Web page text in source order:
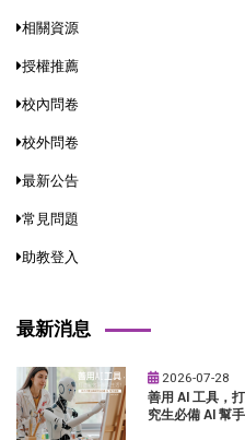
相關資源
授權推薦
校內問卷
校外問卷
最新公告
常見問題
助教登入
最新消息
2026-07-28
善用 AI 工具，
究生必備 AI 幫